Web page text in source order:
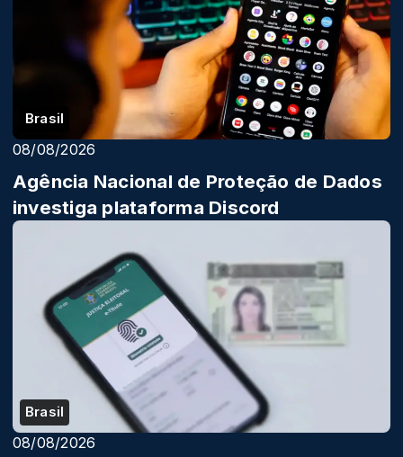
Brasil
08/08/2026
Agência Nacional de Proteção de Dados
investiga plataforma Discord
Brasil
08/08/2026